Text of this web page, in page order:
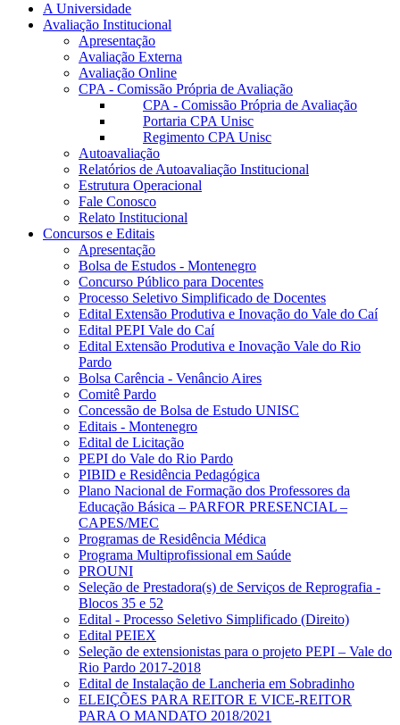
A Universidade
Avaliação Institucional
Apresentação
Avaliação Externa
Avaliação Online
CPA - Comissão Própria de Avaliação
CPA - Comissão Própria de Avaliação
Portaria CPA Unisc
Regimento CPA Unisc
Autoavaliação
Relatórios de Autoavaliação Institucional
Estrutura Operacional
Fale Conosco
Relato Institucional
Concursos e Editais
Apresentação
Bolsa de Estudos - Montenegro
Concurso Público para Docentes
Processo Seletivo Simplificado de Docentes
Edital Extensão Produtiva e Inovação do Vale do Caí
Edital PEPI Vale do Caí
Edital Extensão Produtiva e Inovação Vale do Rio
Pardo
Bolsa Carência - Venâncio Aires
Comitê Pardo
Concessão de Bolsa de Estudo UNISC
Editais - Montenegro
Edital de Licitação
PEPI do Vale do Rio Pardo
PIBID e Residência Pedagógica
Plano Nacional de Formação dos Professores da
Educação Básica – PARFOR PRESENCIAL –
CAPES/MEC
Programas de Residência Médica
Programa Multiprofissional em Saúde
PROUNI
Seleção de Prestadora(s) de Serviços de Reprografia -
Blocos 35 e 52
Edital - Processo Seletivo Simplificado (Direito)
Edital PEIEX
Seleção de extensionistas para o projeto PEPI – Vale do
Rio Pardo 2017-2018
Edital de Instalação de Lancheria em Sobradinho
ELEIÇÕES PARA REITOR E VICE-REITOR
PARA O MANDATO 2018/2021